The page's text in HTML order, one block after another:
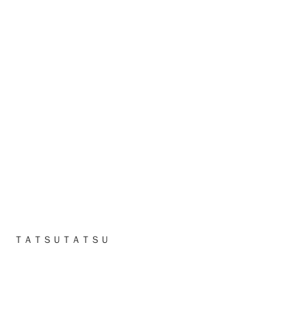
ＴＡＴＳＵＴＡＴＳＵ